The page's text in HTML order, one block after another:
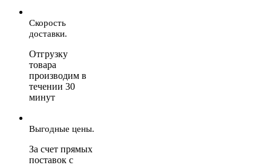
Скорость
доставки.
Отгрузку
товара
производим в
течении 30
минут
Выгодные цены.
За счет прямых
поставок с